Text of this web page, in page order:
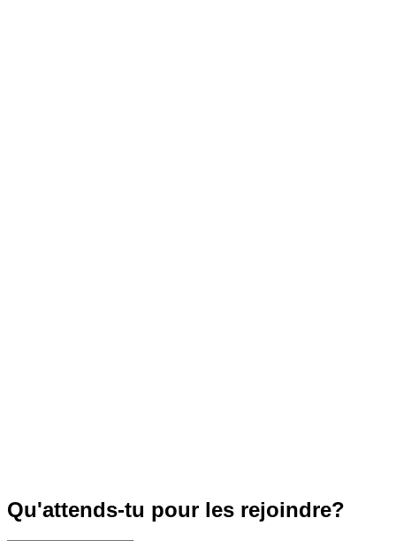
Qu'attends-tu pour les rejoindre?